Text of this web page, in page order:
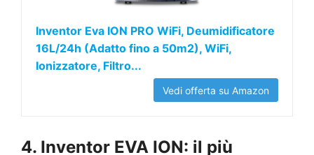
Inventor Eva ION PRO WiFi, Deumidificatore
16L/24h (Adatto fino a 50m2), WiFi,
Ionizzatore, Filtro...
Vedi offerta su Amazon
4. Inventor EVA ION: il più